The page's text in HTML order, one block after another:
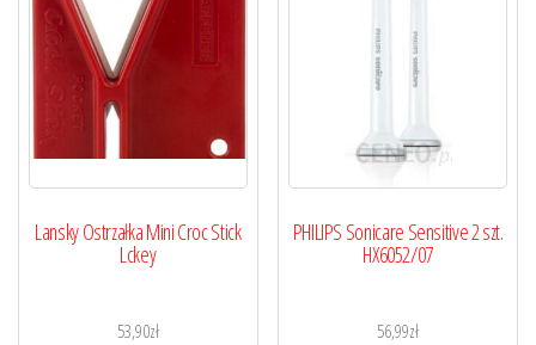
Lansky Ostrzałka Mini Croc Stick
Lckey
53,90zł
PHILIPS Sonicare Sensitive 2 szt.
HX6052/07
56,99zł